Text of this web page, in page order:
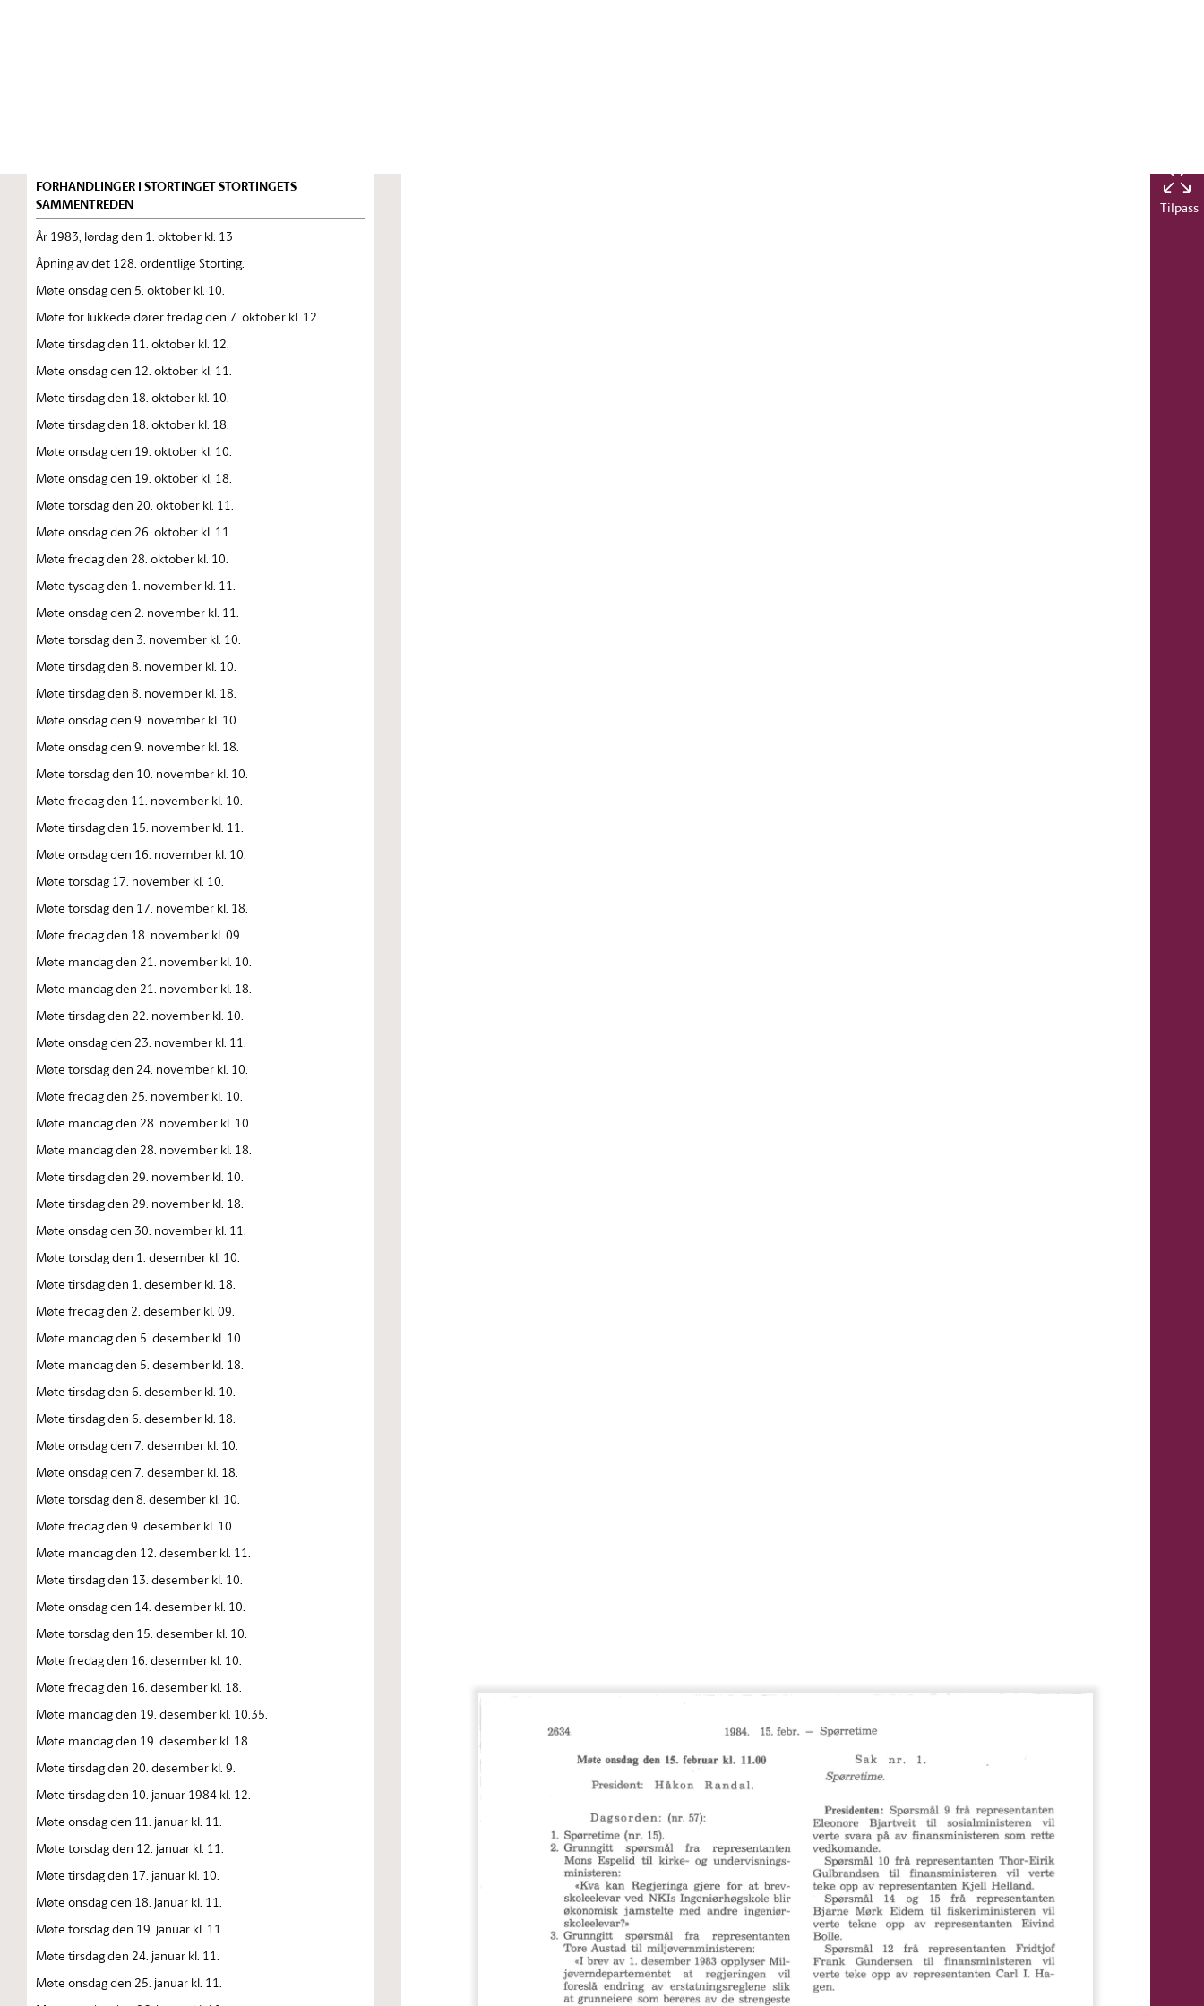
FORHANDLINGER I STORTINGET STORTINGETS
SAMMENTREDEN
År 1983, lørdag den 1. oktober kl. 13
Åpning av det 128. ordentlige Storting.
Møte onsdag den 5. oktober kl. 10.
Møte for lukkede dører fredag den 7. oktober kl. 12.
Møte tirsdag den 11. oktober kl. 12.
Møte onsdag den 12. oktober kl. 11.
Møte tirsdag den 18. oktober kl. 10.
Møte tirsdag den 18. oktober kl. 18.
Møte onsdag den 19. oktober kl. 10.
Møte onsdag den 19. oktober kl. 18.
Møte torsdag den 20. oktober kl. 11.
Møte onsdag den 26. oktober kl. 11
Møte fredag den 28. oktober kl. 10.
Møte tysdag den 1. november kl. 11.
Møte onsdag den 2. november kl. 11.
Møte torsdag den 3. november kl. 10.
Møte tirsdag den 8. november kl. 10.
Møte tirsdag den 8. november kl. 18.
Møte onsdag den 9. november kl. 10.
Møte onsdag den 9. november kl. 18.
Møte torsdag den 10. november kl. 10.
Møte fredag den 11. november kl. 10.
Møte tirsdag den 15. november kl. 11.
Møte onsdag den 16. november kl. 10.
Møte torsdag 17. november kl. 10.
Møte torsdag den 17. november kl. 18.
Møte fredag den 18. november kl. 09.
Møte mandag den 21. november kl. 10.
Møte mandag den 21. november kl. 18.
Møte tirsdag den 22. november kl. 10.
Møte onsdag den 23. november kl. 11.
Møte torsdag den 24. november kl. 10.
Møte fredag den 25. november kl. 10.
Møte mandag den 28. november kl. 10.
Møte mandag den 28. november kl. 18.
Møte tirsdag den 29. november kl. 10.
Møte tirsdag den 29. november kl. 18.
Møte onsdag den 30. november kl. 11.
Møte torsdag den 1. desember kl. 10.
Møte tirsdag den 1. desember kl. 18.
Møte fredag den 2. desember kl. 09.
Møte mandag den 5. desember kl. 10.
Møte mandag den 5. desember kl. 18.
Møte tirsdag den 6. desember kl. 10.
Møte tirsdag den 6. desember kl. 18.
Møte onsdag den 7. desember kl. 10.
Møte onsdag den 7. desember kl. 18.
Møte torsdag den 8. desember kl. 10.
Møte fredag den 9. desember kl. 10.
Møte mandag den 12. desember kl. 11.
Møte tirsdag den 13. desember kl. 10.
Møte onsdag den 14. desember kl. 10.
Møte torsdag den 15. desember kl. 10.
Møte fredag den 16. desember kl. 10.
Møte fredag den 16. desember kl. 18.
Møte mandag den 19. desember kl. 10.35.
Møte mandag den 19. desember kl. 18.
Møte tirsdag den 20. desember kl. 9.
Møte tirsdag den 10. januar 1984 kl. 12.
Møte onsdag den 11. januar kl. 11.
Møte torsdag den 12. januar kl. 11.
Møte tirsdag den 17. januar kl. 10.
Møte onsdag den 18. januar kl. 11.
Møte torsdag den 19. januar kl. 11.
Møte tirsdag den 24. januar kl. 11.
Møte onsdag den 25. januar kl. 11.